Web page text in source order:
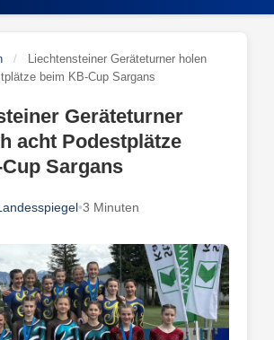
/
Liechtensteiner Geräteturner holen
beim KB-Cup Sargans
Geräteturner
acht Podestplätze
Sargans
•3 Minuten